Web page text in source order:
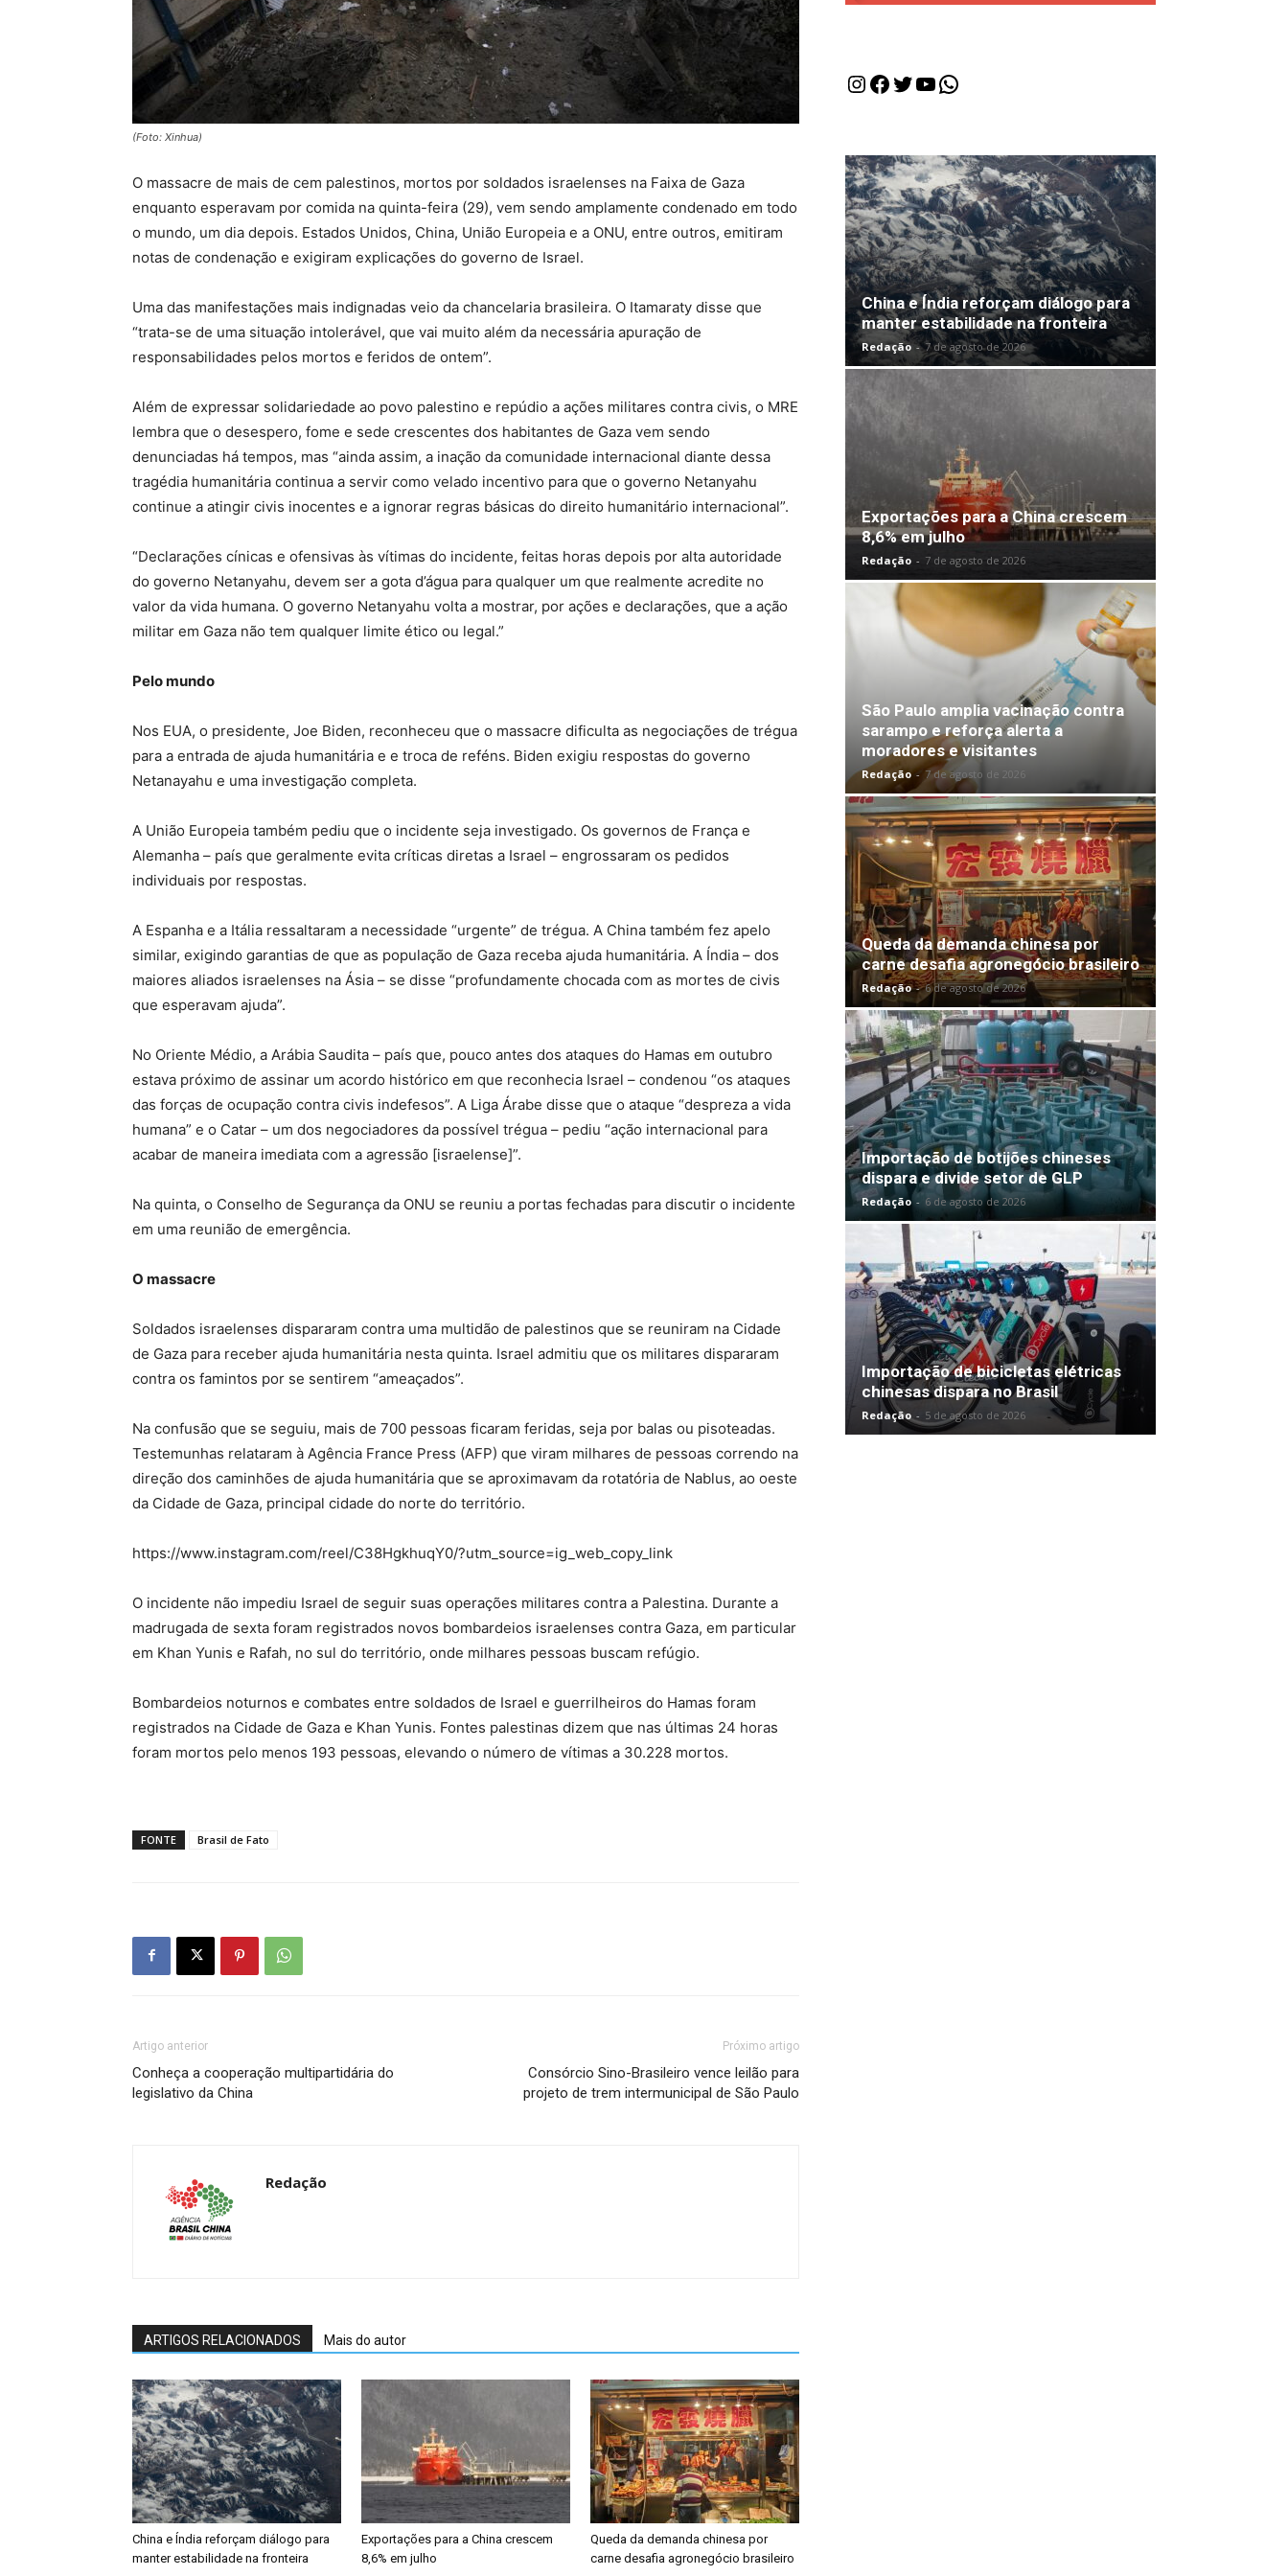
(Foto: Xinhua)
O massacre de mais de cem palestinos, mortos por soldados israelenses na Faixa de Gaza
enquanto esperavam por comida na quinta-feira (29), vem sendo amplamente condenado em todo
o mundo, um dia depois. Estados Unidos, China, União Europeia e a ONU, entre outros, emitiram
notas de condenação e exigiram explicações do governo de Israel.
Uma das manifestações mais indignadas veio da chancelaria brasileira. O Itamaraty disse que
“trata-se de uma situação intolerável, que vai muito além da necessária apuração de
responsabilidades pelos mortos e feridos de ontem”.
Além de expressar solidariedade ao povo palestino e repúdio a ações militares contra civis, o MRE
lembra que o desespero, fome e sede crescentes dos habitantes de Gaza vem sendo
denunciadas há tempos, mas “ainda assim, a inação da comunidade internacional diante dessa
tragédia humanitária continua a servir como velado incentivo para que o governo Netanyahu
continue a atingir civis inocentes e a ignorar regras básicas do direito humanitário internacional”.
“Declarações cínicas e ofensivas às vítimas do incidente, feitas horas depois por alta autoridade
do governo Netanyahu, devem ser a gota d’água para qualquer um que realmente acredite no
valor da vida humana. O governo Netanyahu volta a mostrar, por ações e declarações, que a ação
militar em Gaza não tem qualquer limite ético ou legal.”
Pelo mundo
Nos EUA, o presidente, Joe Biden, reconheceu que o massacre dificulta as negociações de trégua
para a entrada de ajuda humanitária e e troca de reféns. Biden exigiu respostas do governo
Netanayahu e uma investigação completa.
A União Europeia também pediu que o incidente seja investigado. Os governos de França e
Alemanha – país que geralmente evita críticas diretas a Israel – engrossaram os pedidos
individuais por respostas.
A Espanha e a Itália ressaltaram a necessidade “urgente” de trégua. A China também fez apelo
similar, exigindo garantias de que as população de Gaza receba ajuda humanitária. A Índia – dos
maiores aliados israelenses na Ásia – se disse “profundamente chocada com as mortes de civis
que esperavam ajuda”.
No Oriente Médio, a Arábia Saudita – país que, pouco antes dos ataques do Hamas em outubro
estava próximo de assinar um acordo histórico em que reconhecia Israel – condenou “os ataques
das forças de ocupação contra civis indefesos”. A Liga Árabe disse que o ataque “despreza a vida
humana” e o Catar – um dos negociadores da possível trégua – pediu “ação internacional para
acabar de maneira imediata com a agressão [israelense]”.
Na quinta, o Conselho de Segurança da ONU se reuniu a portas fechadas para discutir o incidente
em uma reunião de emergência.
O massacre
Soldados israelenses dispararam contra uma multidão de palestinos que se reuniram na Cidade
de Gaza para receber ajuda humanitária nesta quinta. Israel admitiu que os militares dispararam
contra os famintos por se sentirem “ameaçados”.
Na confusão que se seguiu, mais de 700 pessoas ficaram feridas, seja por balas ou pisoteadas.
Testemunhas relataram à Agência France Press (AFP) que viram milhares de pessoas correndo na
direção dos caminhões de ajuda humanitária que se aproximavam da rotatória de Nablus, ao oeste
da Cidade de Gaza, principal cidade do norte do território.
https://www.instagram.com/reel/C38HgkhuqY0/?utm_source=ig_web_copy_link
O incidente não impediu Israel de seguir suas operações militares contra a Palestina. Durante a
madrugada de sexta foram registrados novos bombardeios israelenses contra Gaza, em particular
em Khan Yunis e Rafah, no sul do território, onde milhares pessoas buscam refúgio.
Bombardeios noturnos e combates entre soldados de Israel e guerrilheiros do Hamas foram
registrados na Cidade de Gaza e Khan Yunis. Fontes palestinas dizem que nas últimas 24 horas
foram mortos pelo menos 193 pessoas, elevando o número de vítimas a 30.228 mortos.
FONTE Brasil de Fato
Artigo anterior
Conheça a cooperação multipartidária do
legislativo da China
Próximo artigo
Consórcio Sino-Brasileiro vence leilão para
projeto de trem intermunicipal de São Paulo
Redação
ARTIGOS RELACIONADOS Mais do autor
China e Índia reforçam diálogo para
manter estabilidade na fronteira
Exportações para a China crescem
8,6% em julho
Queda da demanda chinesa por
carne desafia agronegócio brasileiro
Instagram
Facebook
Twitter
Youtube
WhatsApp
China e Índia reforçam diálogo para
manter estabilidade na fronteira
Redação - 7 de agosto de 2026
Exportações para a China crescem
8,6% em julho
Redação - 7 de agosto de 2026
São Paulo amplia vacinação contra
sarampo e reforça alerta a
moradores e visitantes
Redação - 7 de agosto de 2026
Queda da demanda chinesa por
carne desafia agronegócio brasileiro
Redação - 6 de agosto de 2026
Importação de botijões chineses
dispara e divide setor de GLP
Redação - 6 de agosto de 2026
Importação de bicicletas elétricas
chinesas dispara no Brasil
Redação - 5 de agosto de 2026